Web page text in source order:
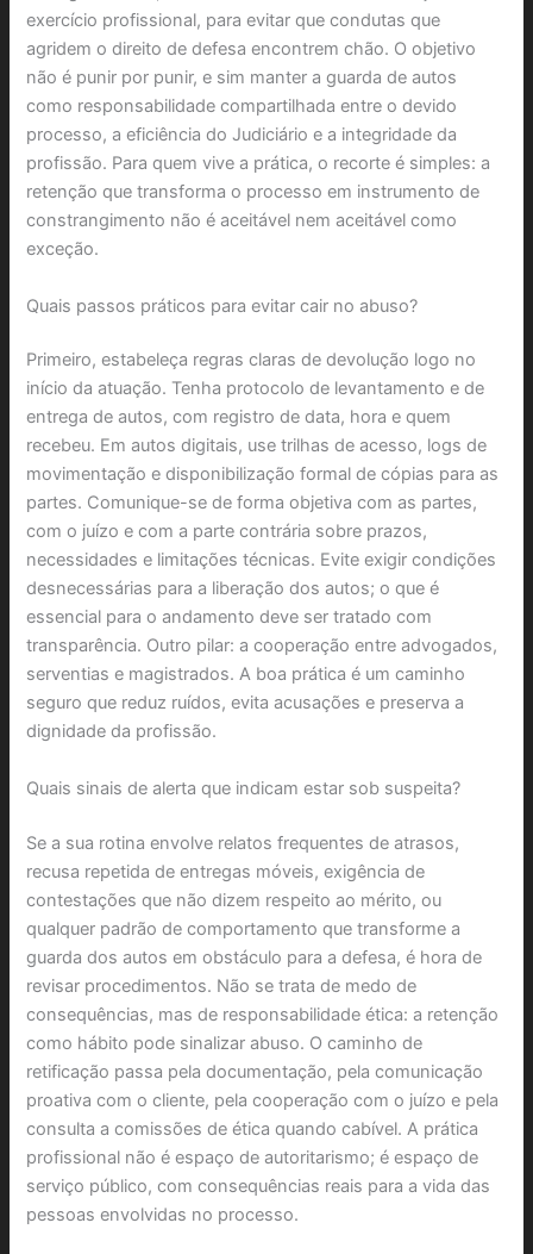
exercício profissional, para evitar que condutas que
agridem o direito de defesa encontrem chão. O objetivo
não é punir por punir, e sim manter a guarda de autos
como responsabilidade compartilhada entre o devido
processo, a eficiência do Judiciário e a integridade da
profissão. Para quem vive a prática, o recorte é simples: a
retenção que transforma o processo em instrumento de
constrangimento não é aceitável nem aceitável como
exceção.
Quais passos práticos para evitar cair no abuso?
Primeiro, estabeleça regras claras de devolução logo no
início da atuação. Tenha protocolo de levantamento e de
entrega de autos, com registro de data, hora e quem
recebeu. Em autos digitais, use trilhas de acesso, logs de
movimentação e disponibilização formal de cópias para as
partes. Comunique-se de forma objetiva com as partes,
com o juízo e com a parte contrária sobre prazos,
necessidades e limitações técnicas. Evite exigir condições
desnecessárias para a liberação dos autos; o que é
essencial para o andamento deve ser tratado com
transparência. Outro pilar: a cooperação entre advogados,
serventias e magistrados. A boa prática é um caminho
seguro que reduz ruídos, evita acusações e preserva a
dignidade da profissão.
Quais sinais de alerta que indicam estar sob suspeita?
Se a sua rotina envolve relatos frequentes de atrasos,
recusa repetida de entregas móveis, exigência de
contestações que não dizem respeito ao mérito, ou
qualquer padrão de comportamento que transforme a
guarda dos autos em obstáculo para a defesa, é hora de
revisar procedimentos. Não se trata de medo de
consequências, mas de responsabilidade ética: a retenção
como hábito pode sinalizar abuso. O caminho de
retificação passa pela documentação, pela comunicação
proativa com o cliente, pela cooperação com o juízo e pela
consulta a comissões de ética quando cabível. A prática
profissional não é espaço de autoritarismo; é espaço de
serviço público, com consequências reais para a vida das
pessoas envolvidas no processo.